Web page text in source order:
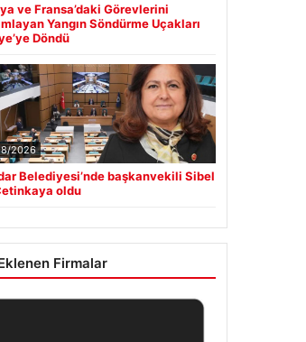
ve Fransa’daki Görevlerini
Yangın Söndürme Uçakları
Döndü
2026
Belediyesi’nde başkanvekili Sibel
oldu
Firmalar